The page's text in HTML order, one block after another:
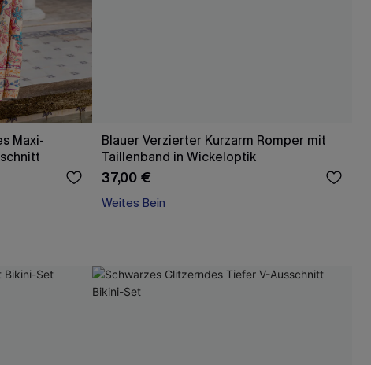
Maxi-
Blauer Verzierter Kurzarm Romper mit
Taillenband in Wickeloptik
37,00 €
Weites Bein